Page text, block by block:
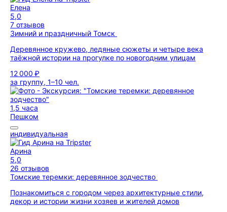
Елена
5,0
7 отзывов
Зимний и праздничный Томск
Деревянное кружево, ледяные сюжеты и четыре века
таёжной истории на прогулке по новогодним улицам
12 000 ₽
за группу, 1–10 чел.
1,5 часа
Пешком
индивидуальная
Арина
5,0
26 отзывов
Томские теремки: деревянное зодчество
Познакомиться с городом через архитектурные стили,
декор и истории жизни хозяев и жителей домов